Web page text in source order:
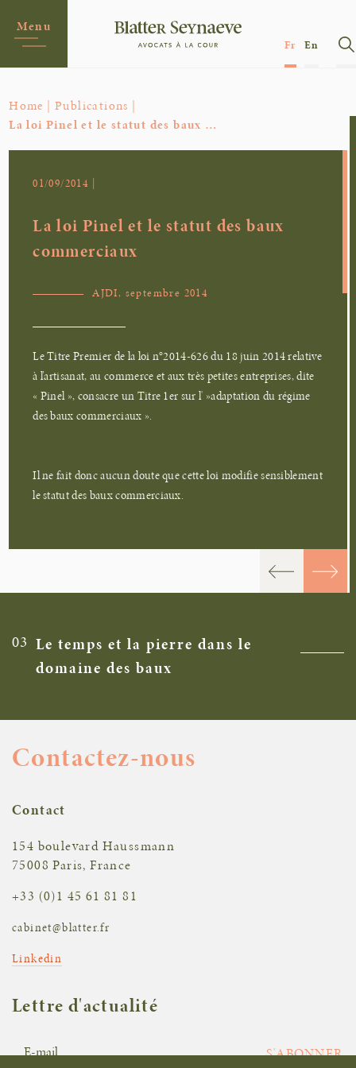
Menu
Fr En
Home | Publications |
La loi Pinel et le statut des baux …
01/09/2014 |
La loi Pinel et le statut des baux
commerciaux
AJDI, septembre 2014
Le Titre Premier de la loi n°2014-626 du 18 juin 2014 relative
à l’artisanat, au commerce et aux très petites entreprises, dite
« Pinel », consacre un Titre 1er sur l' »adaptation du régime
des baux commerciaux ».
Il ne fait donc aucun doute que cette loi modifie sensiblement
le statut des baux commerciaux.
03 Le temps et la pierre dans le
domaine des baux
Contactez-nous
Contact
154 boulevard Haussmann
75008 Paris, France
+33 (0)1 45 61 81 81
cabinet@blatter.fr
Linkedin
Lettre d'actualité
S'ABONNER